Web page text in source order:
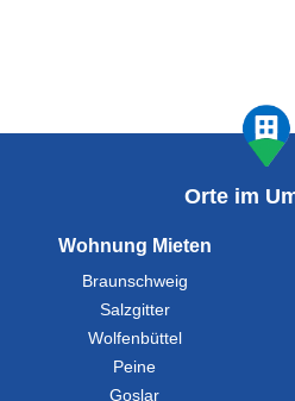
Orte im
Wohnung Mieten
Braunschweig
Salzgitter
Wolfenbüttel
Peine
Goslar